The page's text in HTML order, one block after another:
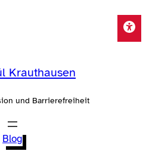
Krauthausen
und Barrierefreiheit
Blog